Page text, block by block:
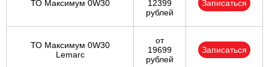
ТО Максимум 0W30
12399
рублей
Записаться
ТО Максимум 0W30
Lemarc
от
19699
рублей
Записаться